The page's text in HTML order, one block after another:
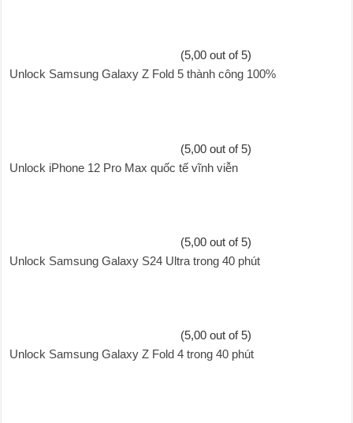
(5,00 out of 5)
Unlock Samsung Galaxy Z Fold 5 thành công 100%
(5,00 out of 5)
Unlock iPhone 12 Pro Max quốc tế vĩnh viễn
(5,00 out of 5)
Unlock Samsung Galaxy S24 Ultra trong 40 phút
(5,00 out of 5)
Unlock Samsung Galaxy Z Fold 4 trong 40 phút